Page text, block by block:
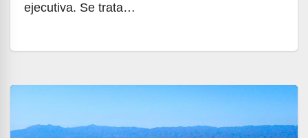
ejecutiva. Se trata…